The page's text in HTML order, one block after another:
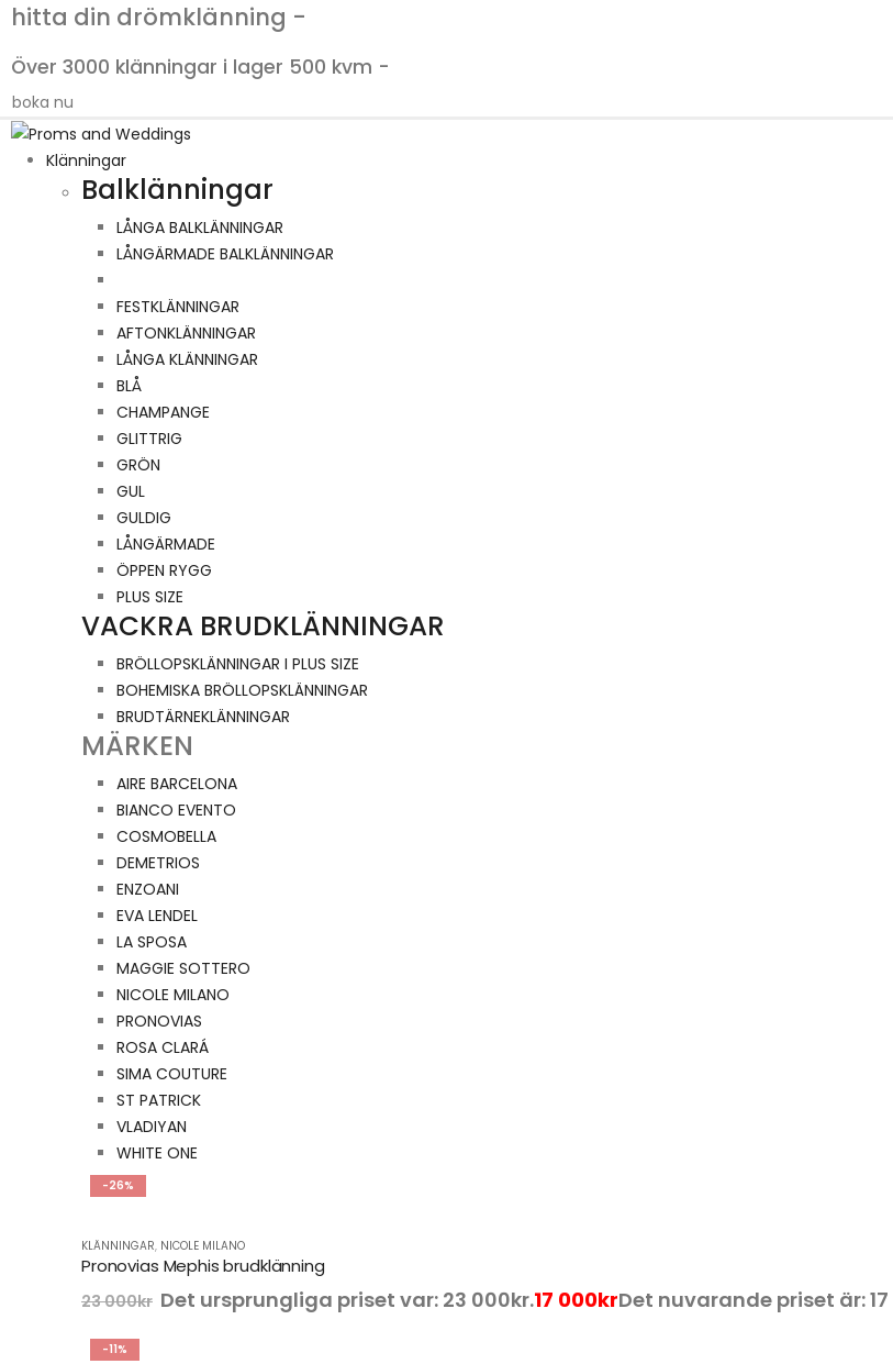
hitta din drömklänning -
Över 3000 klänningar i lager 500 kvm -
boka nu
Klänningar
Balklänningar
LÅNGA BALKLÄNNINGAR
LÅNGÄRMADE BALKLÄNNINGAR
FESTKLÄNNINGAR
AFTONKLÄNNINGAR
LÅNGA KLÄNNINGAR
BLÅ
CHAMPANGE
GLITTRIG
GRÖN
GUL
GULDIG
LÅNGÄRMADE
ÖPPEN RYGG
PLUS SIZE
VACKRA BRUDKLÄNNINGAR
BRÖLLOPSKLÄNNINGAR I PLUS SIZE
BOHEMISKA BRÖLLOPSKLÄNNINGAR
BRUDTÄRNEKLÄNNINGAR
MÄRKEN
AIRE BARCELONA
BIANCO EVENTO
COSMOBELLA
DEMETRIOS
ENZOANI
EVA LENDEL
LA SPOSA
MAGGIE SOTTERO
NICOLE MILANO
PRONOVIAS
ROSA CLARÁ
SIMA COUTURE
ST PATRICK
VLADIYAN
WHITE ONE
-26%
KLÄNNINGAR, NICOLE MILANO
Pronovias Mephis brudklänning
23 000kr Det ursprungliga priset var: 23 000kr.17 000krDet nuvarande priset är:
-11%